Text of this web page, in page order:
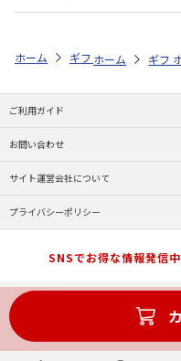
ホーム ギフト通販 内祝
ホーム ギフ
ご利用ガイド
お問い合わせ
サイト運営会社について
プライバシーポリシー
SNSでお得な情報発信中